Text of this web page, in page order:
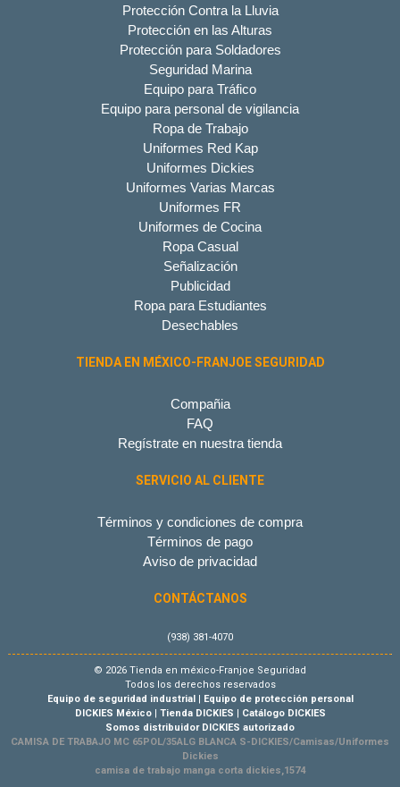
Protección Contra la Lluvia
Protección en las Alturas
Protección para Soldadores
Seguridad Marina
Equipo para Tráfico
Equipo para personal de vigilancia
Ropa de Trabajo
Uniformes Red Kap
Uniformes Dickies
Uniformes Varias Marcas
Uniformes FR
Uniformes de Cocina
Ropa Casual
Señalización
Publicidad
Ropa para Estudiantes
Desechables
TIENDA EN MÉXICO-FRANJOE SEGURIDAD
Compañia
FAQ
Regístrate en nuestra tienda
SERVICIO AL CLIENTE
Términos y condiciones de compra
Términos de pago
Aviso de privacidad
CONTÁCTANOS
(938) 381-4070
© 2026 Tienda en méxico-Franjoe Seguridad
Todos los derechos reservados
Equipo de seguridad industrial| Equipo de protección personal
DICKIES México| Tienda DICKIES | Catálogo DICKIES
Somos distribuidor DICKIES autorizado
CAMISA DE TRABAJO MC 65POL/35ALG BLANCA S-DICKIES/Camisas/Uniformes
Dickies
camisa de trabajo manga corta dickies,1574